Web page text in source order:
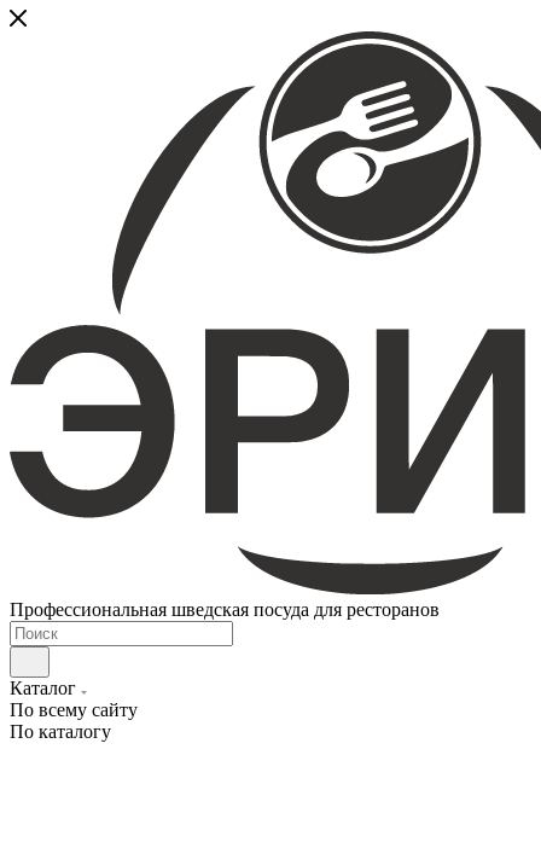
Профессиональная шведская посуда для ресторанов
Каталог
По всему сайту
По каталогу